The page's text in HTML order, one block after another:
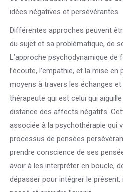
idées négatives et persévérantes.
Différentes approches peuvent
du sujet et sa problématique, de
L’approche psychodynamique de
l’écoute, l’empathie, et la mise
moyens à travers les échanges
thérapeute qui est celui qui
distance des affects négatifs.
associée à la psychothérapie qui
processus de pensées
prendre conscience de ses
avoir à les interpréter en boucle,
dépasser pour intégrer le